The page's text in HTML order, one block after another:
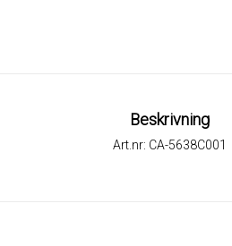
Beskrivning
Art.nr: CA-5638C001